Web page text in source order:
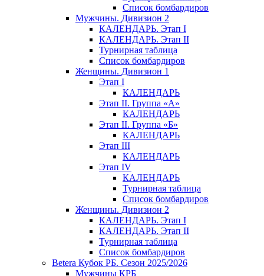
Список бомбардиров
Мужчины. Дивизион 2
КАЛЕНДАРЬ. Этап I
КАЛЕНДАРЬ. Этап II
Турнирная таблица
Список бомбардиров
Женщины. Дивизион 1
Этап I
КАЛЕНДАРЬ
Этап II. Группа «А»
КАЛЕНДАРЬ
Этап II. Группа «Б»
КАЛЕНДАРЬ
Этап III
КАЛЕНДАРЬ
Этап IV
КАЛЕНДАРЬ
Турнирная таблица
Список бомбардиров
Женщины. Дивизион 2
КАЛЕНДАРЬ. Этап I
КАЛЕНДАРЬ. Этап II
Турнирная таблица
Список бомбардиров
Betera Кубок РБ. Сезон 2025/2026
Мужчины КРБ